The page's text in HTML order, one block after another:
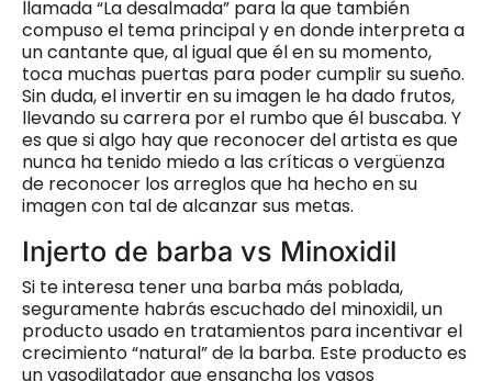
llamada “La desalmada” para la que también
compuso el tema principal y en donde interpreta a
un cantante que, al igual que él en su momento,
toca muchas puertas para poder cumplir su sueño.
Sin duda, el invertir en su imagen le ha dado frutos,
llevando su carrera por el rumbo que él buscaba. Y
es que si algo hay que reconocer del artista es que
nunca ha tenido miedo a las críticas o vergüenza
de reconocer los arreglos que ha hecho en su
imagen con tal de alcanzar sus metas.
Injerto de barba vs Minoxidil
Si te interesa tener una barba más poblada,
seguramente habrás escuchado del minoxidil, un
producto usado en tratamientos para incentivar el
crecimiento “natural” de la barba. Este producto es
un vasodilatador que ensancha los vasos